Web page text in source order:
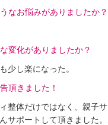
なお悩みがありましたか？
変化がありましたか？
少し楽になった。
頂きました！
整体だけではなく、親子
サポートして頂きました。